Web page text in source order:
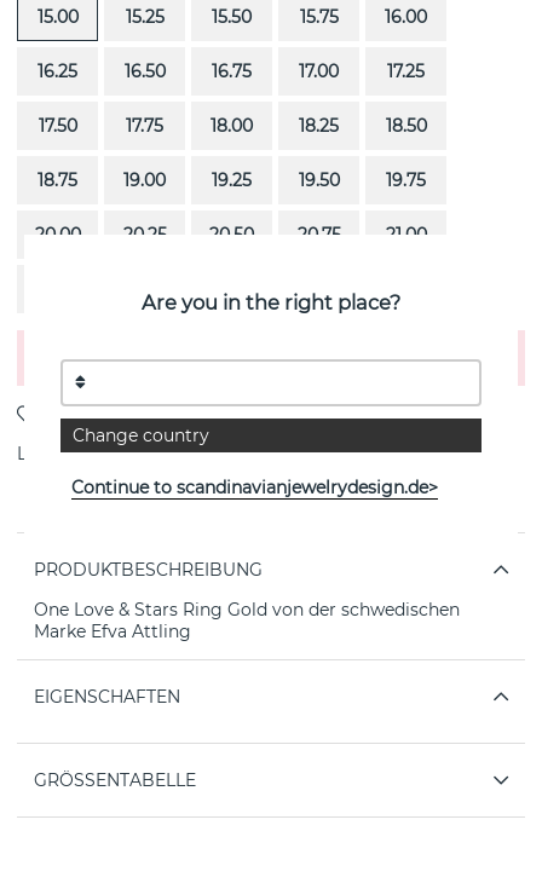
15.00 15.25 15.50 15.75 16.00
16.25 16.50 16.75 17.00 17.25
17.50 17.75 18.00 18.25 18.50
18.75 19.00 19.25 19.50 19.75
20.00 20.25 20.50 20.75 21.00
21.50 21.75 22.00
In den Warenkorb legen
Lieferung:Bestellungsartikel 4-6 Wochen
PRODUKTBESCHREIBUNG
One Love & Stars Ring Gold von der schwedischen
Marke Efva Attling
EIGENSCHAFTEN
GRÖSSENTABELLE
Are you in the right place?
Change country
Continue to scandinavianjewelrydesign.de>